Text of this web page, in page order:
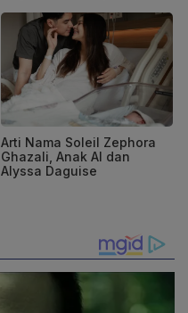
Arti Nama Soleil Zephora
Ghazali, Anak Al dan
Alyssa Daguise